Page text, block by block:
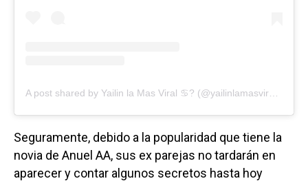
Seguramente, debido a la popularidad que tiene la
novia de Anuel AA, sus ex parejas no tardarán en
aparecer y contar algunos secretos hasta hoy